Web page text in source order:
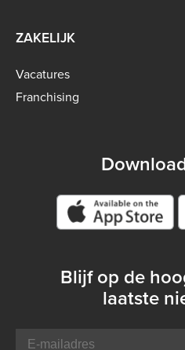
ZAKELIJK
Vacatures
Franchising
Google play store
Blijf op de
laatste